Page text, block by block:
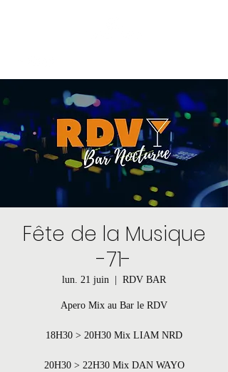
Fête de la Musique
-71-
lun. 21 juin
  |
RDV BAR
Apero Mix au Bar le RDV
18H30 > 20H30 Mix LIAM NRD
20H30 > 22H30 Mix DAN WAYO